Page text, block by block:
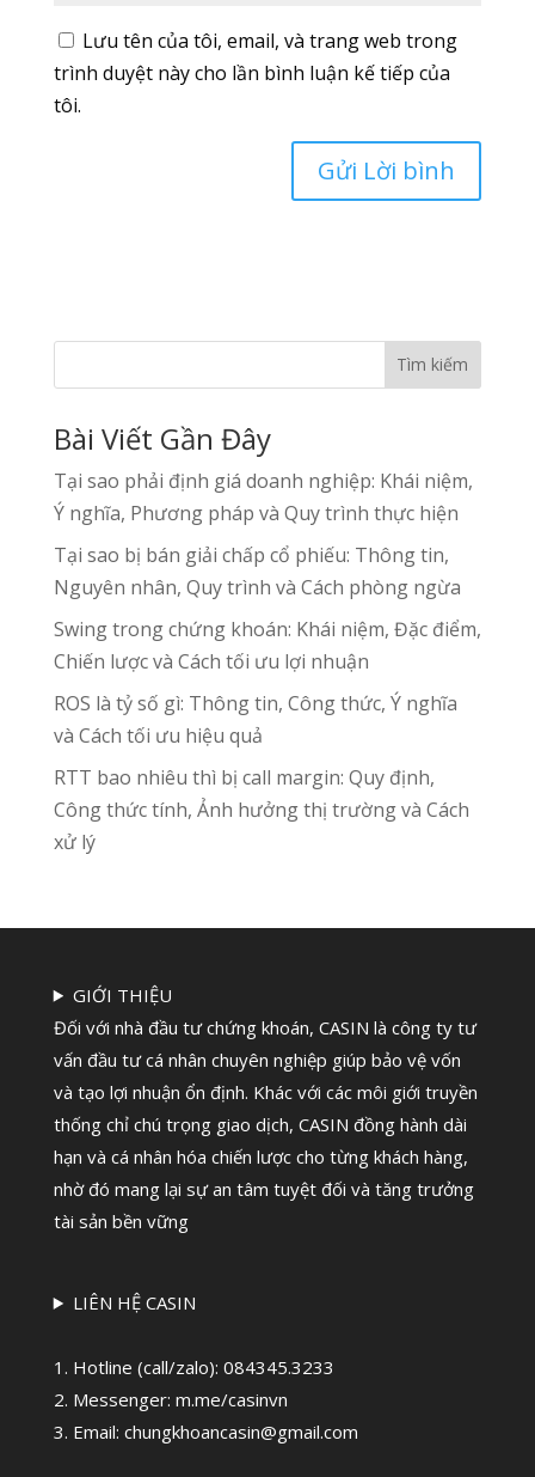
Lưu tên của tôi, email, và trang web trong
trình duyệt này cho lần bình luận kế tiếp của
tôi.
Tìm kiếm
Bài Viết Gần Đây
Tại sao phải định giá doanh nghiệp: Khái niệm,
Ý nghĩa, Phương pháp và Quy trình thực hiện
Tại sao bị bán giải chấp cổ phiếu: Thông tin,
Nguyên nhân, Quy trình và Cách phòng ngừa
Swing trong chứng khoán: Khái niệm, Đặc điểm,
Chiến lược và Cách tối ưu lợi nhuận
ROS là tỷ số gì: Thông tin, Công thức, Ý nghĩa
và Cách tối ưu hiệu quả
RTT bao nhiêu thì bị call margin: Quy định,
Công thức tính, Ảnh hưởng thị trường và Cách
xử lý
GIỚI THIỆU
Đối với nhà đầu tư chứng khoán, CASIN là công ty tư
vấn đầu tư cá nhân chuyên nghiệp giúp bảo vệ vốn
và tạo lợi nhuận ổn định. Khác với các môi giới truyền
thống chỉ chú trọng giao dịch, CASIN đồng hành dài
hạn và cá nhân hóa chiến lược cho từng khách hàng,
nhờ đó mang lại sự an tâm tuyệt đối và tăng trưởng
tài sản bền vững
LIÊN HỆ CASIN
1. Hotline (call/zalo): 084345.3233
2. Messenger: m.me/casinvn
3. Email: chungkhoancasin@gmail.com